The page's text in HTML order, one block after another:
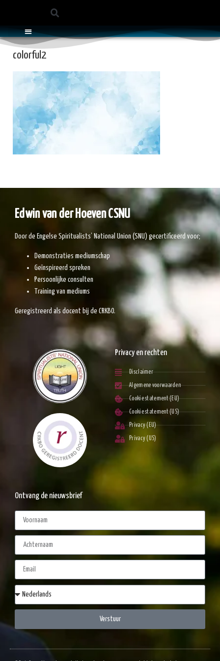
colorful2
Edwin van der Hoeven CSNU
Door de Engelse Spiritualists’ National Union (SNU) gecertificeerd voor;
Demonstraties mediumschap
Geïnspireerd spreken
Persoonlijke consulten
Training van mediums
Geregistreerd als docent bij de CRKBO.
Privacy en rechten
Disclaimer
Algemene voorwaarden
Cookie statement (EU)
Cookie statement (US)
Privacy (EU)
Privacy (US)
Ontvang de nieuwsbrief
Verstuur